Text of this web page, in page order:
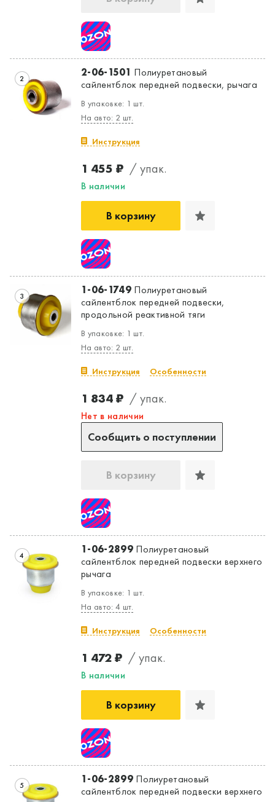
Да, верно Нет, выбрать другой
2 2-06-1501 Полиуретановый
сайлентблок передней подвески, рычага
В упаковке: 1 шт.
На авто: 2 шт.
Инструкция
1 455 ₽ / упак.
В наличии
В корзину
3 1-06-1749Полиуретановый
сайлентблок передней подвески,
продольной реактивной тяги
В упаковке: 1 шт.
На авто: 2 шт.
Инструкция Особенности
1 834 ₽ / упак.
Нет в наличии
Сообщить о поступлении
В корзину
4 1-06-2899Полиуретановый
сайлентблок передней подвески верхнего
рычага
В упаковке: 1 шт.
На авто: 4 шт.
Инструкция Особенности
1 472 ₽ / упак.
В наличии
В корзину
5 1-06-2899Полиуретановый
сайлентблок передней подвески верхнего